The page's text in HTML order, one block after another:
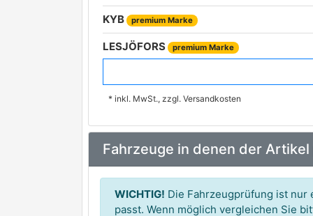
KYB premium Marke
LESJÖFORS premium Marke
MUBEA
SUPLEX
* inkl. MwSt., zzgl. Versandkosten
Fahrzeuge in denen der
WICHTIG! Die Fahrzeugprüfung ist nur
passt. Wenn möglich vergleichen Sie